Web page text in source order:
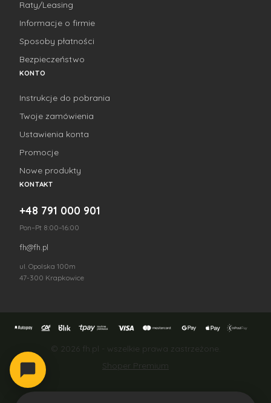
Raty/Leasing
Informacje o firmie
Sposoby płatności
Bezpieczeństwo
KONTO
Instrukcje do pobrania
Twoje zamówienia
Ustawienia konta
Promocje
Nowe produkty
KONTAKT
+48 791 000 901
Pon–Pt 8:00–16:00
fh@fh.pl
ul. Opolska 100m
47-300 Krapkowice
© 2026 fh.pl - wszelkie prawa zastrzeżone.
Shoper Premium